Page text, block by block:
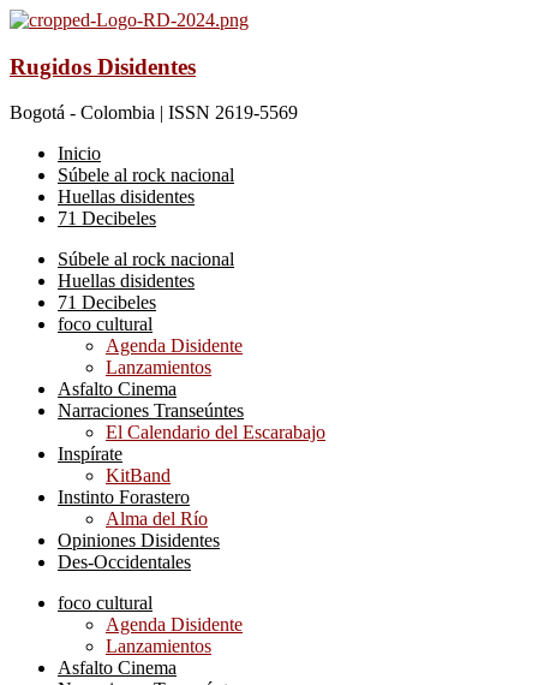
Rugidos Disidentes
Bogotá - Colombia | ISSN 2619-5569
Inicio
Súbele al rock nacional
Huellas disidentes
71 Decibeles
Súbele al rock nacional
Huellas disidentes
71 Decibeles
foco cultural
Agenda Disidente
Lanzamientos
Asfalto Cinema
Narraciones Transeúntes
El Calendario del Escarabajo
Inspírate
KitBand
Instinto Forastero
Alma del Río
Opiniones Disidentes
Des-Occidentales
foco cultural
Agenda Disidente
Lanzamientos
Asfalto Cinema